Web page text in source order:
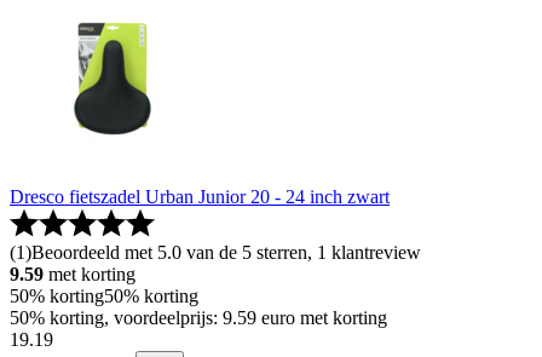
Dresco fietszadel Urban Junior 20 - 24 inch zwart
(1)Beoordeeld met 5.0 van de 5 sterren, 1 klantreview
9.59 met korting
50% korting50% korting
50% korting, voordeelprijs: 9.59 euro met korting
19.19